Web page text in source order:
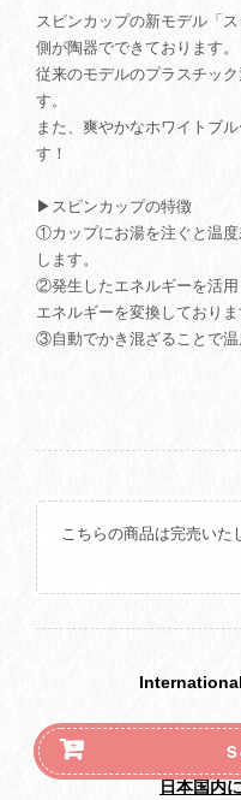
スピンカップの新モデル「
側が陶器でできております。
従来のモデルのプラスチッ
す。
また、爽やかなホワイトブ
す！
▶スピンカップの特徴
①カップにお湯を注ぐと温
します。
②発生したエネルギーを活
エネルギーを変換しておりま
③自動でかき混ざることで
こちらの商品は完売いた
日本国内